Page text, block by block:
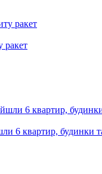
ракет
6 квартир, будинки